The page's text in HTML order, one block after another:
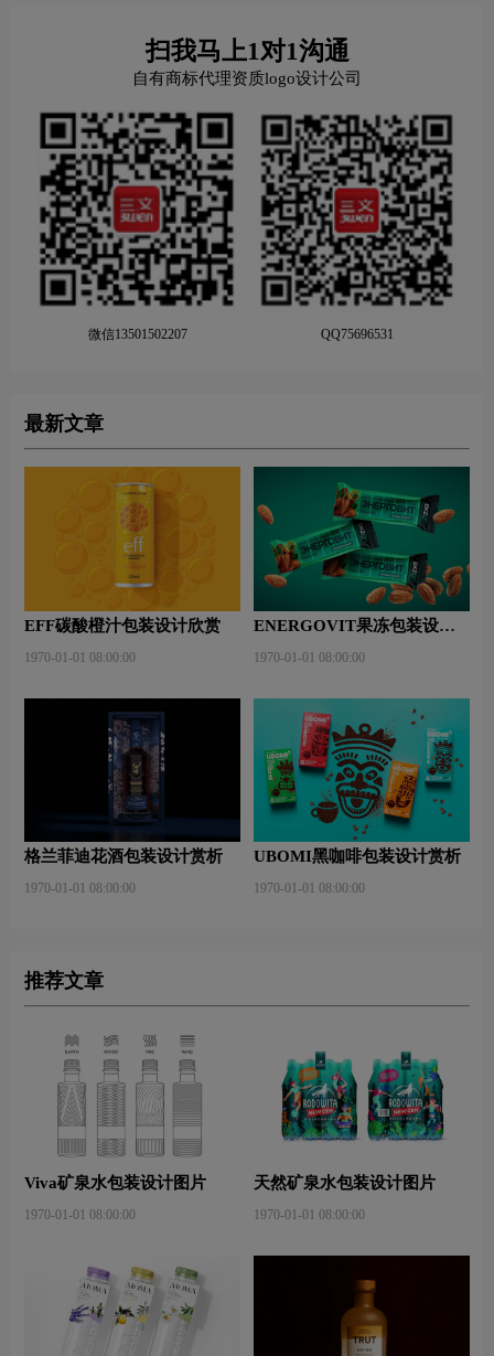
扫我马上1对1沟通
自有商标代理资质logo设计公司
微信13501502207 QQ75696531
最新文章
EFF碳酸橙汁包装设计欣赏
1970-01-01 08:00:00
ENERGOVIT果冻包装设计
1970-01-01 08:00:00
格兰菲迪花酒包装设计赏析
1970-01-01 08:00:00
UBOMI黑咖啡包装设计赏析
1970-01-01 08:00:00
推荐文章
Viva矿泉水包装设计图片
1970-01-01 08:00:00
天然矿泉水包装设计图片
1970-01-01 08:00:00